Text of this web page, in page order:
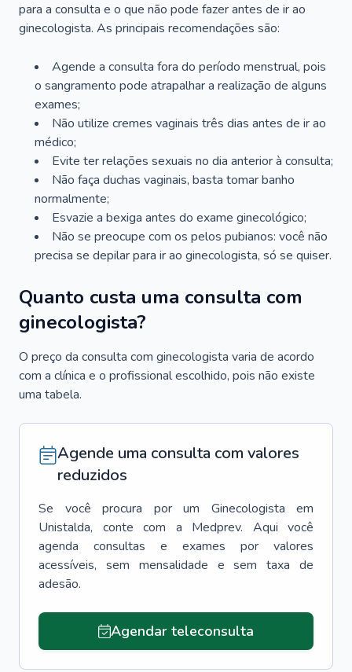
para a consulta e o que não pode fazer antes de ir ao
ginecologista. As principais recomendações são:
Agende a consulta fora do período menstrual, pois
o sangramento pode atrapalhar a realização de alguns
exames;
Não utilize cremes vaginais três dias antes de ir ao
médico;
Evite ter relações sexuais no dia anterior à consulta;
Não faça duchas vaginais, basta tomar banho
normalmente;
Esvazie a bexiga antes do exame ginecológico;
Não se preocupe com os pelos pubianos: você não
precisa se depilar para ir ao ginecologista, só se quiser.
Quanto custa uma consulta com
ginecologista?
O preço da consulta com ginecologista varia de acordo
com a clínica e o profissional escolhido, pois não existe
uma tabela.
Agende uma consulta com valores
reduzidos
Se você procura por um Ginecologista
em
Unistalda, conte com a Medprev. Aqui você
agenda consultas e exames por valores
acessíveis, sem mensalidade e sem taxa de
adesão.
Agendar teleconsulta